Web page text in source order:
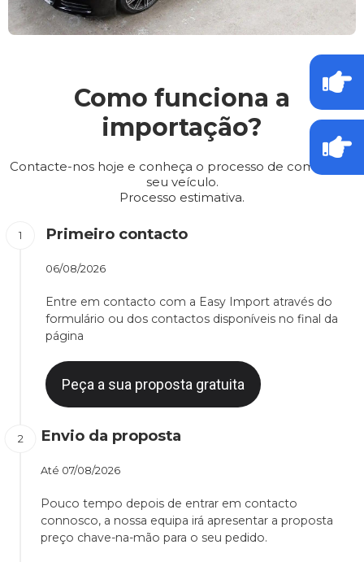
Como funciona a
importação?
Contacte-nos hoje e conheça o processo de compra do
seu veículo.
Processo estimativa.
Primeiro contacto
06/08/2026
Entre em contacto com a Easy Import através do
formulário ou dos contactos disponíveis no final da
página
Peça a sua proposta gratuita
Envio da proposta
Até 07/08/2026
Pouco tempo depois de entrar em contacto
connosco, a nossa equipa irá apresentar a proposta
preço chave-na-mão para o seu pedido.